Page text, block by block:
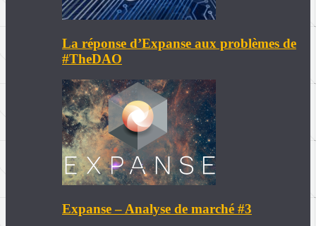
La réponse d’Expanse aux problèmes de
#TheDAO
Expanse – Analyse de marché #3